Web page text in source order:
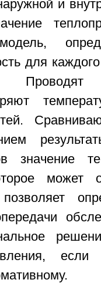
и
для
Проводят
значение
может